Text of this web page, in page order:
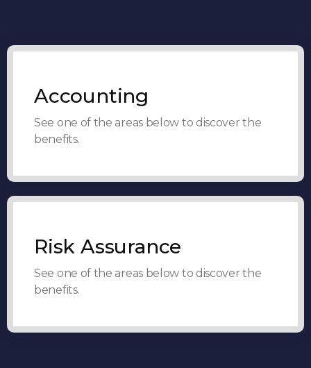
Accounting
See one of the areas below to discover the
benefits.
Risk Assurance
See one of the areas below to discover the
benefits.